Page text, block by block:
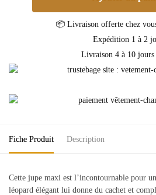
📦 Livraison offerte chez
Expédition 1 à 2
Livraison 4 à 10 jours
Fiche Produit Description
Cette jupe maxi est l’incontournable pour
léopard élégant lui donne du cachet et